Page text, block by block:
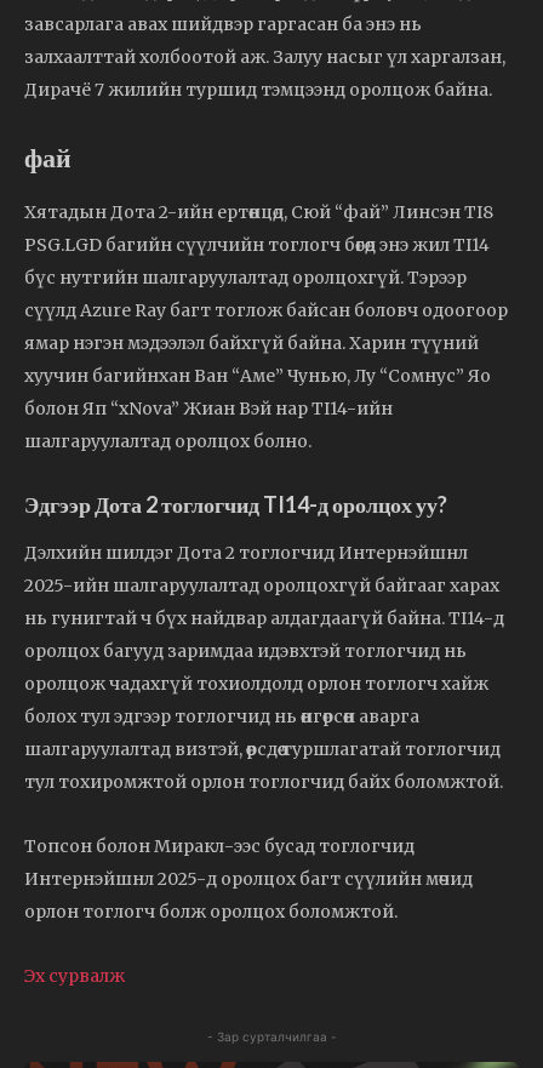
завсарлага авах шийдвэр гаргасан ба энэ нь
залхаалттай холбоотой аж. Залуу насыг үл харгалзан,
Дирачё 7 жилийн туршид тэмцээнд оролцож байна.
фай
Хятадын Дота 2-ийн ертөнцөд, Сюй “фай” Линсэн TI8
PSG.LGD багийн сүүлчийн тоглогч бөгөөд энэ жил TI14
бүс нутгийн шалгаруулалтад оролцохгүй. Тэрээр
сүүлд Azure Ray багт тоглож байсан боловч одоогоор
ямар нэгэн мэдээлэл байхгүй байна. Харин түүний
хуучин багийнхан Ван “Аме” Чунью, Лу “Сомнус” Яо
болон Яп “xNova” Жиан Вэй нар TI14-ийн
шалгаруулалтад оролцох болно.
Эдгээр Дота 2 тоглогчид TI14-д оролцох уу?
Дэлхийн шилдэг Дота 2 тоглогчид Интернэйшнл
2025-ийн шалгаруулалтад оролцохгүй байгааг харах
нь гунигтай ч бүх найдвар алдагдаагүй байна. TI14-д
оролцох багууд заримдаа идэвхтэй тоглогчид нь
оролцож чадахгүй тохиолдолд орлон тоглогч хайж
болох тул эдгээр тоглогчид нь өнгөрсөн аварга
шалгаруулалтад визтэй, өөрсдөө туршлагатай тоглогчид
тул тохиромжтой орлон тоглогчид байх боломжтой.
Топсон болон Миракл-ээс бусад тоглогчид
Интернэйшнл 2025-д оролцох багт сүүлийн мөчид
орлон тоглогч болж оролцох боломжтой.
Эх сурвалж
- Зар сурталчилгаа -